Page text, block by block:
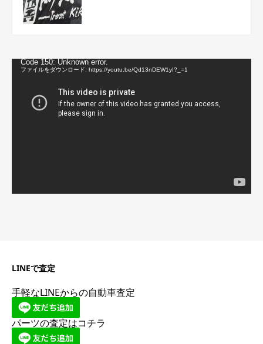
動Code 150: Unknown error.
ファイルをダウンロード: https://youtu.be/Qd13nDEW1yI?_=1
LINEで査定
手軽なLINEからの自動車査定
パーツの査定はコチラ